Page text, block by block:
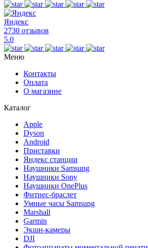
Яндекс
2730 отзывов
5.0
Меню
Контакты
Оплата
О магазине
Каталог
Apple
Dyson
Android
Приставки
Яндекс станции
Наушники Samsung
Наушники Sony
Наушники OnePlus
Фитнес-браслет
Умные часы Samsung
Marshall
Garmin
Экшн-камеры
DJI